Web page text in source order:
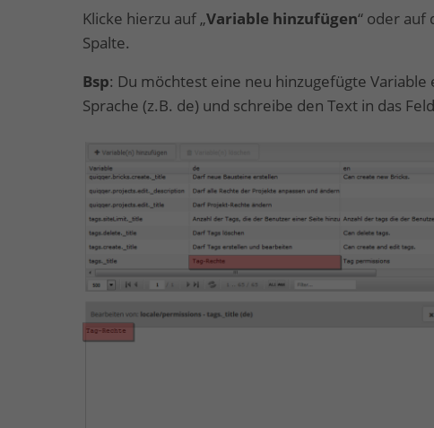
Klicke hierzu auf „Variable hinzufügen“ oder auf
Spalte.
Bsp: Du möchtest eine neu hinzugefügte
Sprache (z.B. de) und schreibe den Text in das